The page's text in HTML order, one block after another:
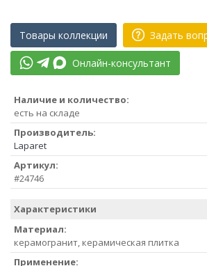
Товары коллекции Задать
Онлайн-консультант
Наличие и количество:
есть на складе
Производитель:
Laparet
Артикул:
#24746
Характеристики
Материал:
керамогранит, керамическая плитка
Применение: